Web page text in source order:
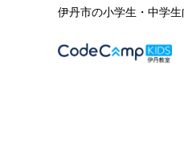
伊丹市の小学生・中学